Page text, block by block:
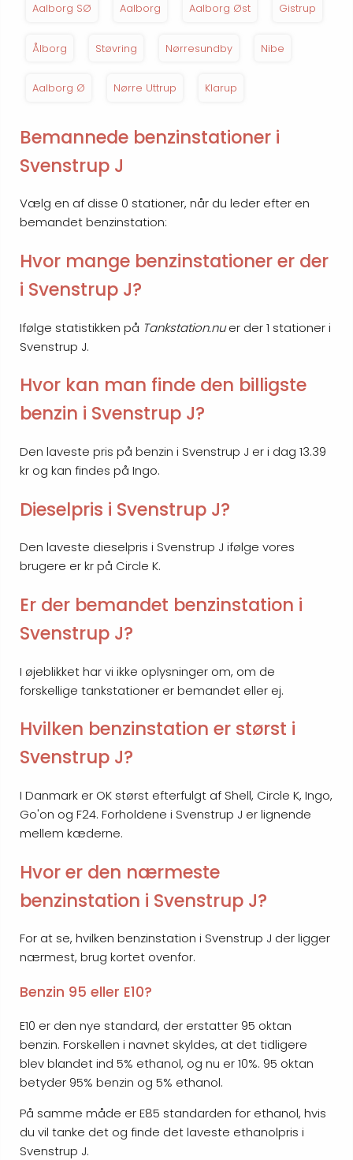
Aalborg SØ Aalborg Aalborg Øst Gistrup
Ålborg Støvring Nørresundby Nibe
Aalborg Ø Nørre Uttrup Klarup
Bemannede benzinstationer i
Svenstrup J
Vælg en af disse 0 stationer, når du leder efter en
bemandet benzinstation:
Hvor mange benzinstationer er der
i Svenstrup J?
Ifølge statistikken på Tankstation.nuer der 1 stationer i
Svenstrup J.
Hvor kan man finde den billigste
benzin i Svenstrup J?
Den laveste pris på benzin i Svenstrup J er i dag 13.39
kr og kan findes på Ingo.
Dieselpris i Svenstrup J?
Den laveste dieselpris i Svenstrup J ifølge vores
brugere er kr på Circle K.
Er der bemandet benzinstation i
Svenstrup J?
I øjeblikket har vi ikke oplysninger om, om de
forskellige tankstationer er bemandet eller ej.
Hvilken benzinstation er størst i
Svenstrup J?
I Danmark er OK størst efterfulgt af Shell, Circle K, Ingo,
Go'on og F24. Forholdene i Svenstrup J er lignende
mellem kæderne.
Hvor er den nærmeste
benzinstation i Svenstrup J?
For at se, hvilken benzinstation i Svenstrup J der ligger
nærmest, brug kortet ovenfor.
Benzin 95 eller E10?
E10 er den nye standard, der erstatter 95 oktan
benzin. Forskellen i navnet skyldes, at det tidligere
blev blandet ind 5% ethanol, og nu er 10%. 95 oktan
betyder 95% benzin og 5% ethanol.
På samme måde er E85 standarden for ethanol, hvis
du vil tanke det og finde det laveste ethanolpris i
Svenstrup J.